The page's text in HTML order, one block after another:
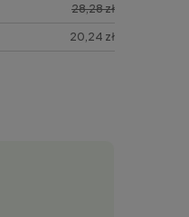
28,28 zł
20,24 zł